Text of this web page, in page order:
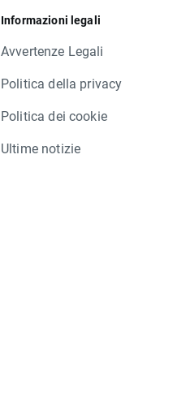
Informazioni legali
Avvertenze Legali
Politica della privacy
Politica dei cookie
Ultime notizie